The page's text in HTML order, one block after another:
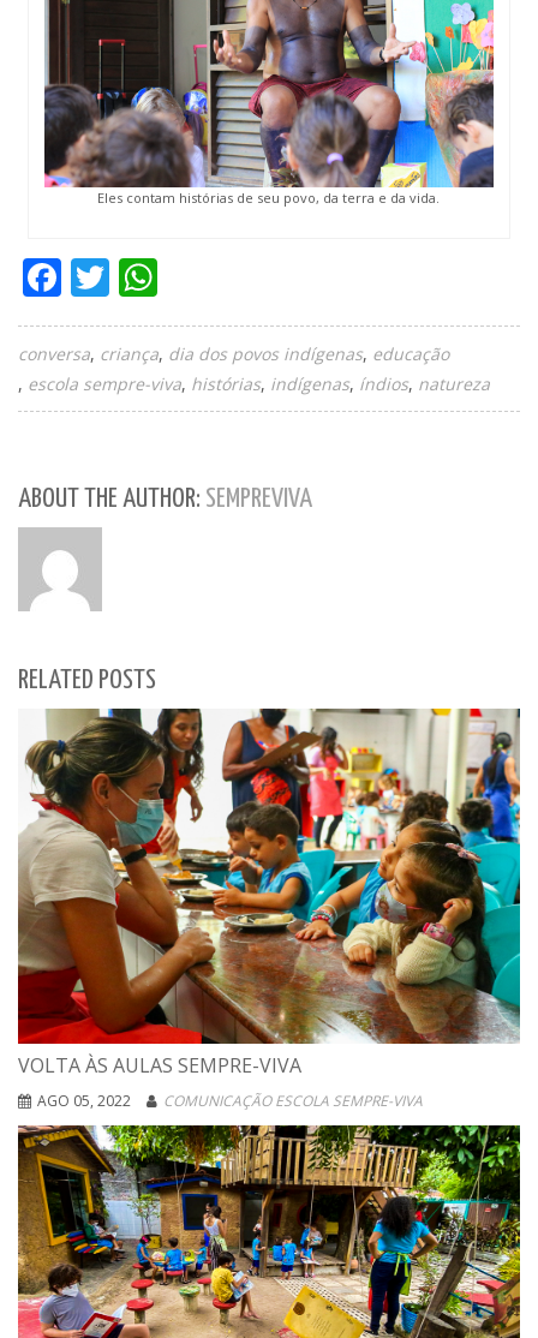
Eles contam histórias de seu povo, da terra e da vida.
Facebook
Twitter
conversa criança dia dos povos indígenas educação
escola sempre-viva histórias indígenas índios natureza
ABOUT THE AUTHOR: SEMPREVIVA
RELATED POSTS
VOLTA ÀS AULAS SEMPRE-VIVA
AGO 05, 2022 COMUNICAÇÃO ESCOLA SEMPRE-VIVA